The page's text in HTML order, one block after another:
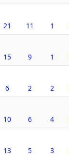
21 11 1
15 9 1
6 2 2
10 6 4
13 5 3